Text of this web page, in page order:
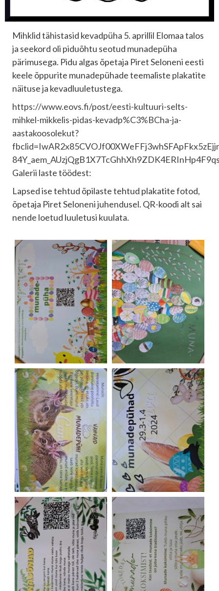
Mihklid tähistasid kevadpüha 5. aprillil Elomaa talos
ja seekord oli piduõhtu seotud munadepüha
pärimusega. Pidu algas õpetaja Piret Seloneni eesti
keele õppurite munadepühade teemaliste plakatite
näituse ja kevadluuletustega.
https://www.eovs.fi/post/eesti-kultuuri-selts-
mihkel-mikkelis-pidas-kevadp%C3%BCha-ja-
aastakoosolekut?
Galerii laste töödest:
Lapsed ise tehtud õpilaste tehtud plakatite fotod,
õpetaja Piret Seloneni juhendusel. QR-koodi alt sai
nende loetud luuletusi kuulata.